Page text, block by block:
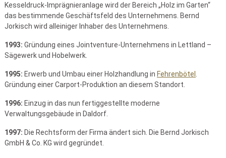
Kesseldruck-Imprägnieranlage wird der Bereich „Holz im Garten“
das bestimmende Geschäftsfeld des Unternehmens. Bernd
Jorkisch wird alleiniger Inhaber des Unternehmens.
1993: Gründung eines Jointventure-Unternehmens in Lettland –
Sägewerk und Hobelwerk.
1995: Erwerb und Umbau einer Holzhandlung in Fehrenbötel
Gründung einer Carport-Produktion an diesem Standort.
1996: Einzug in das nun fertiggestellte moderne
Verwaltungsgebäude in Daldorf.
1997: Die Rechtsform der Firma ändert sich. Die Bernd Jorkisch
GmbH & Co. KG wird gegründet.